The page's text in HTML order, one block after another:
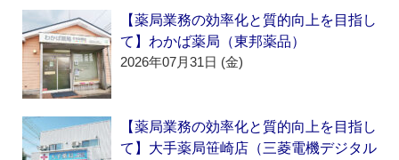
【薬局業務の効率化と質的向上を目指し
て】わかば薬局（東邦薬品）
2026年07月31日 (金)
【薬局業務の効率化と質的向上を目指し
て】大手薬局笹崎店（三菱電機デジタル